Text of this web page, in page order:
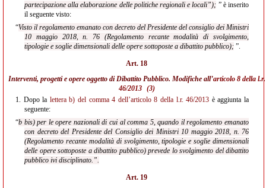
partecipazione alla elaborazione delle politiche regionali e locali”); ” è inserito
il seguente visto:
“Visto il regolamento emanato con decreto del Presidente del consiglio dei Ministri
10 maggio 2018, n. 76 (Regolamento recante modalità di svolgimento,
tipologie e soglie dimensionali delle opere sottoposte a dibattito pubblico); ”.
Art. 18
Interventi, progetti e opere oggetto di Dibattito Pubblico. Modifiche all’articolo 8 della l.r.
46/2013
(3)
1. Dopo la lettera b) del comma 4 dell’articolo 8 della l.r. 46/2013 è aggiunta la
seguente:
“b bis) per le opere nazionali di cui al comma 5, quando il regolamento emanato
con decreto del Presidente del Consiglio dei Ministri 10 maggio 2018, n. 76
(Regolamento recante modalità di svolgimento, tipologie e soglie dimensionali
delle opere sottoposte a dibattito pubblico) prevede lo svolgimento del dibattito
pubblico ivi disciplinato.”.
Art. 19